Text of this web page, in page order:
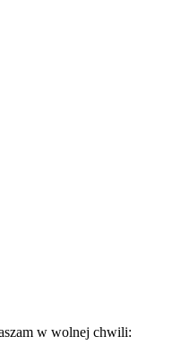
w wolnej chwili: